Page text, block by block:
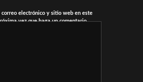
correo electrónico y sitio web en este
vez que haga un comentario.